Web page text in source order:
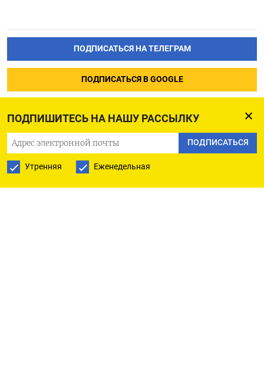
ПОДПИШИТЕСЬ НА НАШУ РАССЫЛКУ
ПОДПИСАТЬСЯ
Утренняя Еженедельная
ПОДПИСАТЬСЯ НА ТЕЛЕГРАМ
ПОДПИСАТЬСЯ В GOOGLE